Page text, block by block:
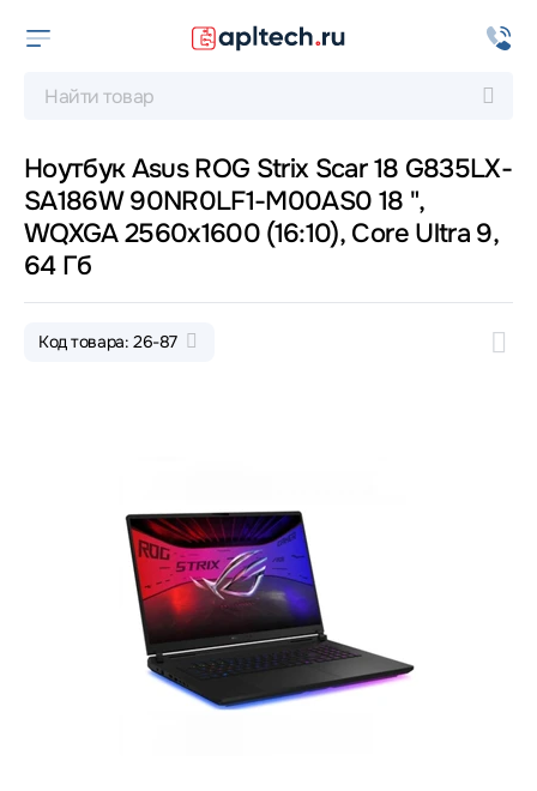
Ноутбук Asus ROG Strix Scar 18 G835LX-
SA186W 90NR0LF1-M00AS0 18 ",
WQXGA 2560x1600 (16:10), Core Ultra 9,
64 Гб
Код товара: 26-87